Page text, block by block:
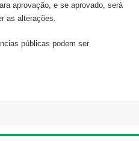
aprovação, e se aprovado, será
as alterações.
públicas podem ser